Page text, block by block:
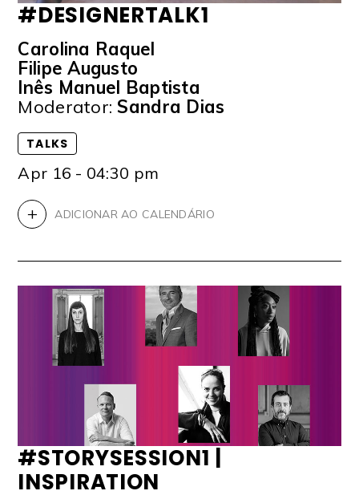
#DESIGNERTALK1
Carolina Raquel
Filipe Augusto
Inês Manuel Baptista
Moderator: Sandra Dias
TALKS
Apr 16 - 04:30 pm
+ ADICIONAR AO CALENDÁRIO
#STORYSESSION1 |
INSPIRATION